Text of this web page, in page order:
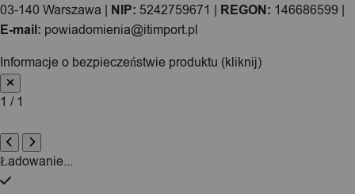
03-140 Warszawa | NIP: 5242759671 | REGON: 146686599 |
E-mail: powiadomienia@itimport.pl
Informacje o bezpieczeństwie produktu (kliknij)
1 / 1
Ładowanie...